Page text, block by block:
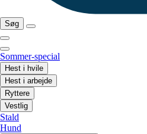
Søg
Sommer-special
Hest i hvile
Hest i arbejde
Ryttere
Vestlig
Stald
Hund